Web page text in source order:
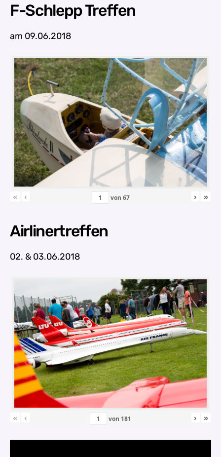
F-Schlepp Treffen
am 09.06.2018
« ‹ von 67 › »
Airlinertreffen
02. & 03.06.2018
« ‹ von 181 › »